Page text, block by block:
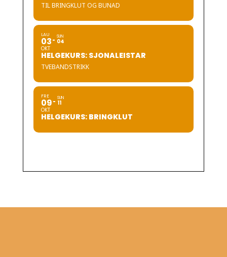
TIL BRINGKLUT OG BUNAD
LAU
03
OKT
SUN
04
HELGEKURS: SJONALEISTAR
TVEBANDSTRIKK
FRE
09
OKT
SUN
11
HELGEKURS: BRINGKLUT